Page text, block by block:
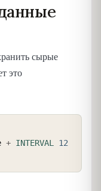
сырые
это
+ INTERVAL 12